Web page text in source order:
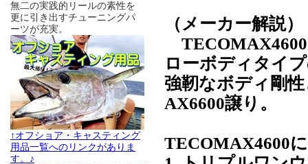
無二の実践的リールの素性を
更に引き出すチューニングパ
ーツが充実。
↑オフショア・キャスティング
用品一覧へのリンクがありま
す。♪
（メーカー解説）
ローボディタイ
強靭なボディ剛
AX6600譲り。
TECOMAX4600